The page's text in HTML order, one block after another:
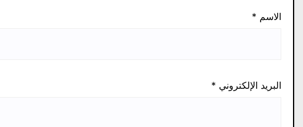
الاسم *
البريد الإلكتروني *